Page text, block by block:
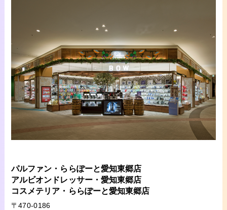
パルファン・ららぽーと愛知東郷店
アルビオンドレッサー・愛知東郷店
コスメテリア・ららぽーと愛知東郷店
〒470-0186